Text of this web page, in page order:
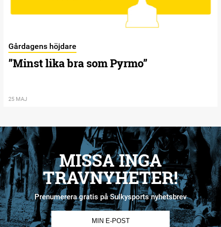
Gårdagens höjdare
”Minst lika bra som Pyrmo”
25 MAJ
MISSA INGA
TRAVNYHETER!
Prenumerera gratis på Sulkysports nyhetsbrev